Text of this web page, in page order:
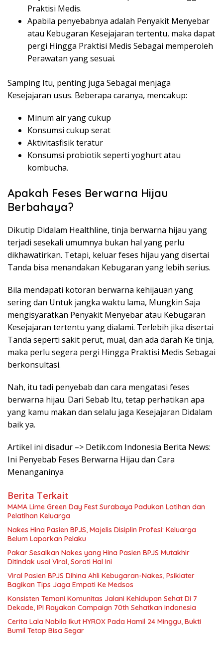
Praktisi Medis.
Apabila penyebabnya adalah Penyakit Menyebar
atau Kebugaran Kesejajaran tertentu, maka dapat
pergi Hingga Praktisi Medis Sebagai memperoleh
Perawatan yang sesuai.
Samping Itu, penting juga Sebagai menjaga
Kesejajaran usus. Beberapa caranya, mencakup:
Minum air yang cukup
Konsumsi cukup serat
Aktivitasfisik teratur
Konsumsi probiotik seperti yoghurt atau
kombucha.
Apakah Feses Berwarna Hijau
Berbahaya?
Dikutip Didalam Healthline, tinja berwarna hijau yang
terjadi sesekali umumnya bukan hal yang perlu
dikhawatirkan. Tetapi, keluar feses hijau yang disertai
Tanda bisa menandakan Kebugaran yang lebih serius.
Bila mendapati kotoran berwarna kehijauan yang
sering dan Untuk jangka waktu lama, Mungkin Saja
mengisyaratkan Penyakit Menyebar atau Kebugaran
Kesejajaran tertentu yang dialami. Terlebih jika disertai
Tanda seperti sakit perut, mual, dan ada darah Ke tinja,
maka perlu segera pergi Hingga Praktisi Medis Sebagai
berkonsultasi.
Nah, itu tadi penyebab dan cara mengatasi feses
berwarna hijau. Dari Sebab Itu, tetap perhatikan apa
yang kamu makan dan selalu jaga Kesejajaran Didalam
baik ya.
Artikel ini disadur –> Detik.com Indonesia Berita News:
Ini Penyebab Feses Berwarna Hijau dan Cara
Menanganinya
Berita Terkait
MAMA Lime Green Day Fest Surabaya Padukan Latihan dan
Pelatihan Keluarga
Nakes Hina Pasien BPJS, Majelis Disiplin Profesi: Keluarga
Belum Laporkan Pelaku
Pakar Sesalkan Nakes yang Hina Pasien BPJS Mutakhir
Ditindak usai Viral, Soroti Hal Ini
Viral Pasien BPJS Dihina Ahli Kebugaran-Nakes, Psikiater
Bagikan Tips Jaga Empati Ke Medsos
Konsisten Temani Komunitas Jalani Kehidupan Sehat Di 7
Dekade, IPI Rayakan Campaign 70th Sehatkan Indonesia
Cerita Lala Nabila Ikut HYROX Pada Hamil 24 Minggu, Bukti
Bumil Tetap Bisa Segar